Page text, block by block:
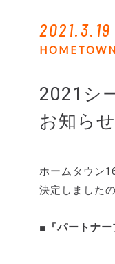
2021.3.19
HOMETOWN
2021シ
お知らせ
ホームタウン
決定しました
■『パートナ